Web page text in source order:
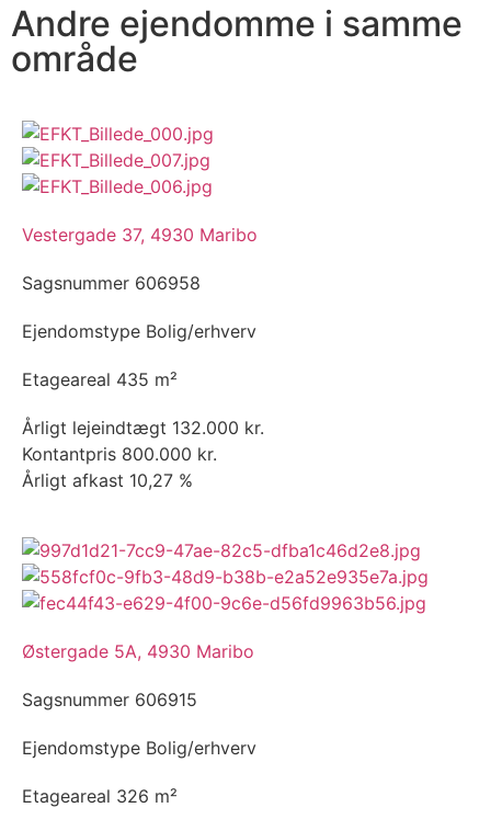
Andre ejendomme i samme
område
Vestergade 37, 4930 Maribo
Sagsnummer 606958
Ejendomstype Bolig/erhverv
Etageareal 435 m²
Årligt lejeindtægt 132.000 kr.
Kontantpris 800.000 kr.
Årligt afkast 10,27 %
Østergade 5A, 4930 Maribo
Sagsnummer 606915
Ejendomstype Bolig/erhverv
Etageareal 326 m²